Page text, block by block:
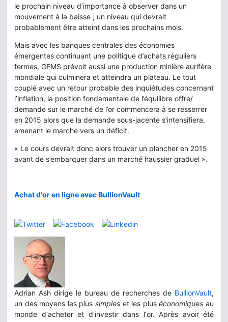
le prochain niveau d’importance à observer dans un
mouvement à la baisse ; un niveau qui devrait
probablement être atteint dans les prochains mois.
Mais avec les banques centrales des économies
émergentes continuant une politique d’achats réguliers
fermes, GFMS prévoit aussi une production minière aurifère
mondiale qui culminera et atteindra un plateau. Le tout
couplé avec un retour probable des inquiétudes concernant
l’inflation, la position fondamentale de l’équilibre offre/
demande sur le marché de l’or commencera à se resserrer
en 2015 alors que la demande sous-jacente s’intensifiera,
amenant le marché vers un déficit.
« Le cours devrait donc alors trouver un plancher en 2015
avant de s’embarquer dans un marché haussier graduel ».
Achat d'or en ligne avec BullionVault
Adrian Ash dirige le bureau de recherches de BullionVault,
un des moyens les plus simples et les pluséconomiquesau
monde d'acheter et d'investir dans l'or. Après avoir été